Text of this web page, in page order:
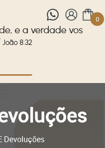
e a verdade vos
João 8:32
0
Devoluções